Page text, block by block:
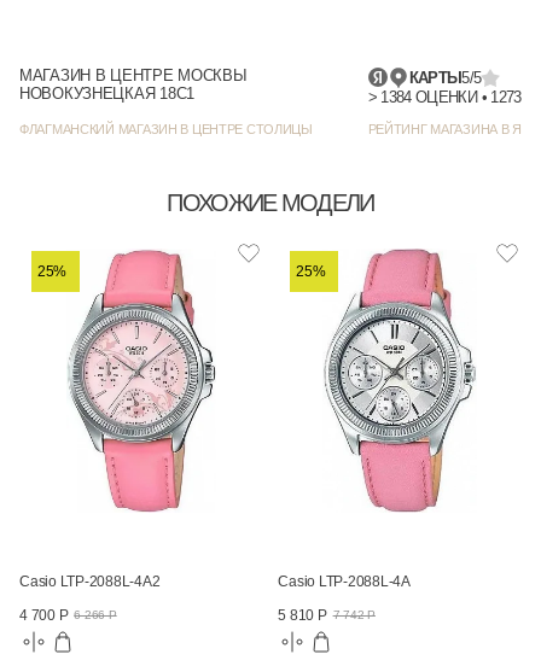
МАГАЗИН В ЦЕНТРЕ МОСКВЫ
НОВОКУЗНЕЦКАЯ 18С1
ФЛАГМАНСКИЙ МАГАЗИН В ЦЕНТРЕ СТОЛИЦЫ
КАРТЫ5/5
РЕЙТИНГ МАГАЗИНА В
ПОХОЖИЕ МОДЕЛИ
25%
Casio LTP-2088L-4A2
4 700 Р 6 266 Р
25%
Casio LTP-2088L-4A
5 810 Р 7 742 Р